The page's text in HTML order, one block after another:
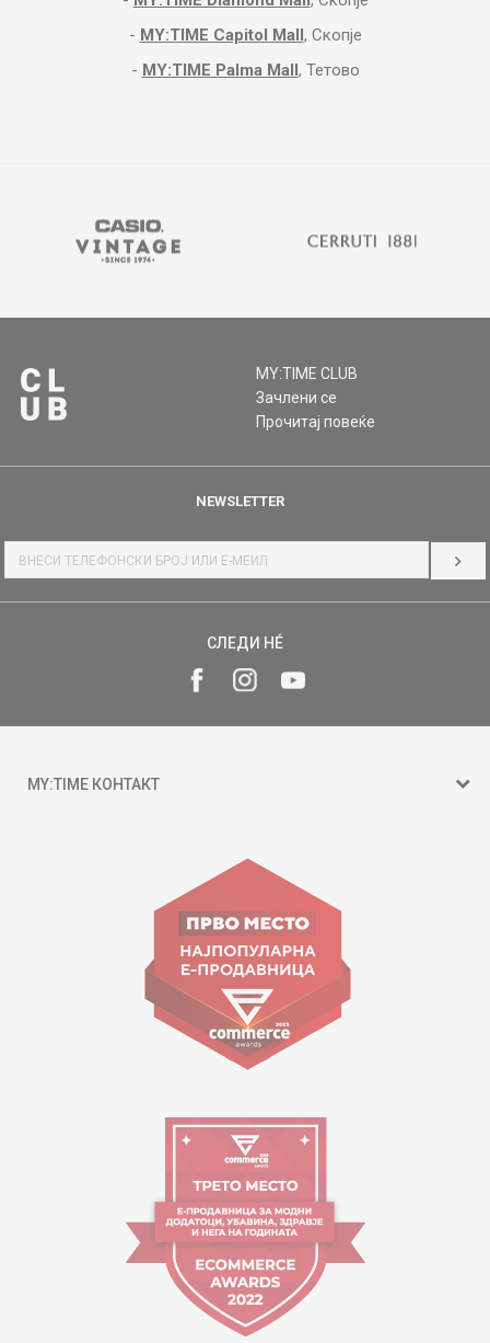
- MY:TIME Capitol Mall , Скопје
- MY:TIME Palma Mall , Тетово
MY:TIME CLUB
Зачлени се
Прочитај повеќе
NEWSLETTER
СЛЕДИ НÉ
MY:TIME КОНТАКТ
ул. Гоце Николовски бр.74 Скопје
contact@mytime.mk
Работно време:
09:00 до 17:00